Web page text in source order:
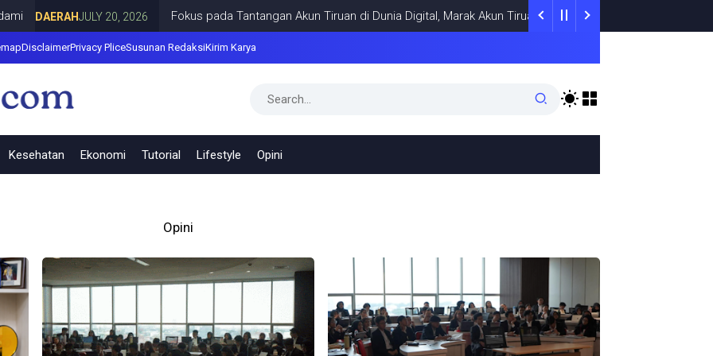
DAERAHJULY 20, 2026 Fokus pada Tantangan Akun Tiruan di Dunia Digital, Marak Akun Tiruan, Pengelola TikTok
DisclaimerPrivacy PliceSusunan RedaksiKirim Karya
Kesehatan Ekonomi Tutorial Lifestyle Opini
Opini